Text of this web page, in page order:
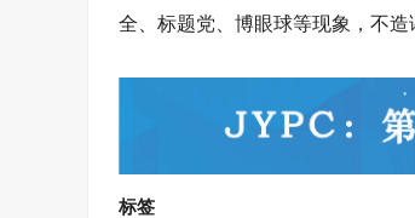
全、标题党、博眼球等现象，不
标签